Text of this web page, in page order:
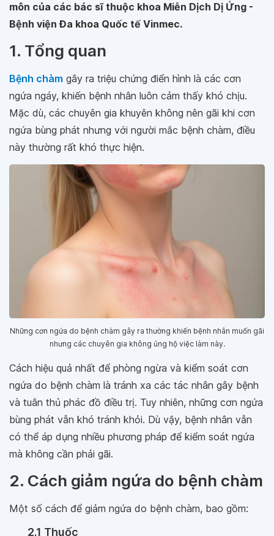
môn của các bác sĩ thuộc khoa Miễn Dịch Dị Ứng -
Bệnh viện Đa khoa Quốc tế Vinmec.
1. Tổng quan
Bệnh chàm gây ra triệu chứng điển hình là các cơn
ngứa ngáy, khiến bệnh nhân luôn cảm thấy khó chịu.
Mặc dù, các chuyên gia khuyên không nên gãi khi cơn
ngứa bùng phát nhưng với người mắc bệnh chàm, điều
này thường rất khó thực hiện.
Những cơn ngứa do bệnh chàm gây ra thường khiến bệnh nhân muốn gãi
nhưng các chuyên gia không ủng hộ việc làm này.
Cách hiệu quả nhất để phòng ngừa và kiểm soát cơn
ngứa do bệnh chàm là tránh xa các tác nhân gây bệnh
và tuân thủ phác đồ điều trị. Tuy nhiên, những cơn ngứa
bùng phát vẫn khó tránh khỏi. Dù vậy, bệnh nhân vẫn
có thể áp dụng nhiều phương pháp để kiểm soát ngứa
mà không cần phải gãi.
2. Cách giảm ngứa do bệnh chàm
Một số cách để giảm ngứa do bệnh chàm, bao gồm:
2.1 Thuốc